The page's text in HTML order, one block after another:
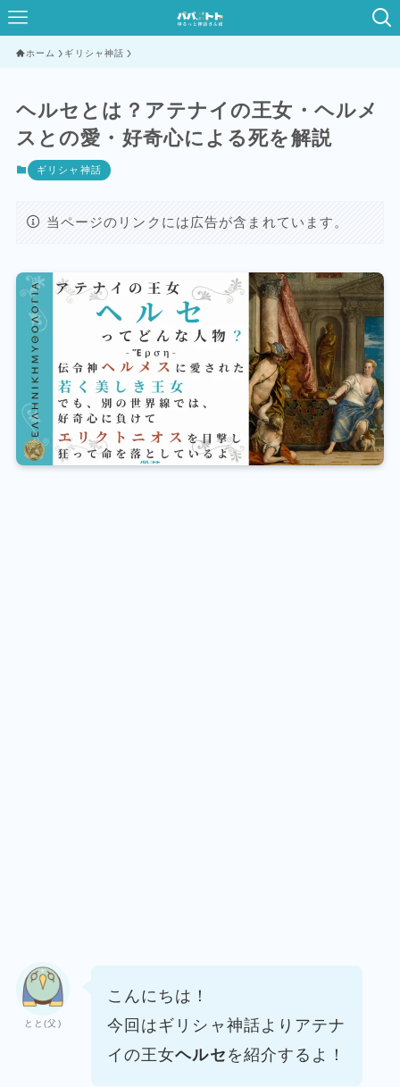
ホーム ギリシャ神話
ヘルセとは？アテナイの王女・ヘルメ
スとの愛・好奇心による死を解説
ギリシャ神話
当ページのリンクには広告が含まれています。
とと(父)
こんにちは！
今回はギリシャ神話よりアテナ
イの王女ヘルセ を紹介するよ！